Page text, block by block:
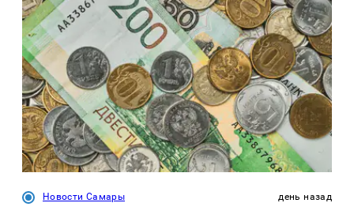
Новости Самары день назад